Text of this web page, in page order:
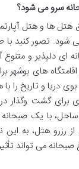
سرو می شود؟
هتل ها و هتل
شود. تصور کنید با
ای دلپذیر و
های بوشهر
دریا و تاریخ را
برای گشت
ساحل، با یک
رزرو هتل، به این
می تواند